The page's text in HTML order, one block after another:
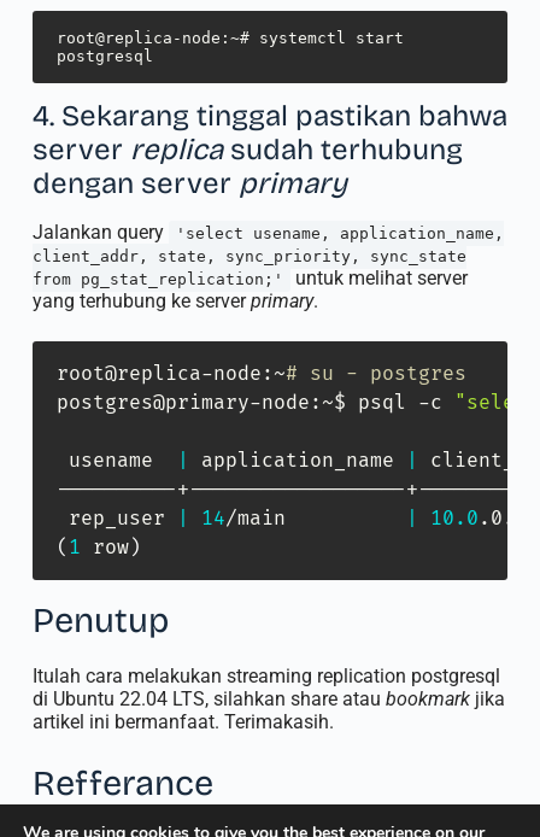
root@replica-node:~# systemctl start
postgresql
4. Sekarang tinggal pastikan bahwa
server replicasudah terhubung
dengan server primary
Jalankan query
'select usename, application_name,
client_addr, state, sync_priority, sync_state
from pg_stat_replication;'
untuk melihat server
yang terhubung ke serverprimary.
root@replica-node:~# su - postgres
postgres@primary-node:~$ psql -c
usename application_name
----------+------------------
rep_user
14/main 10.0
( 1 row)
Penutup
Itulah cara melakukan streaming replication postgresql
di Ubuntu 22.04 LTS, silahkan share atau bookmarkjika
artikel ini bermanfaat. Terimakasih.
Refferance